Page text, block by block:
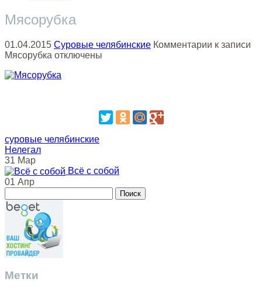
Мясорубка
01.04.2015 Суровые челябинские Комментарии к записи
Мясорубка отключены
суровые челябинские
Нелегал
31 Мар
Всё с собой
01 Апр
Метки